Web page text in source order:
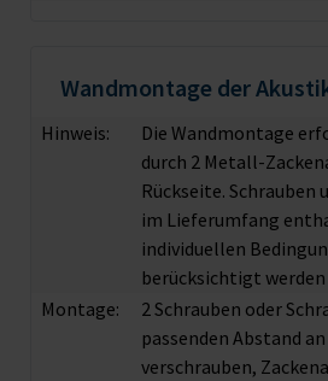
Wandmontage der
Hinweis:
Die Wandmontage
durch 2 Metall-
Rückseite. Schrauben
im Lieferumfang
individuellen
berücksichtigt werden
Montage:
2 Schrauben oder
passenden Abstand
verschrauben,